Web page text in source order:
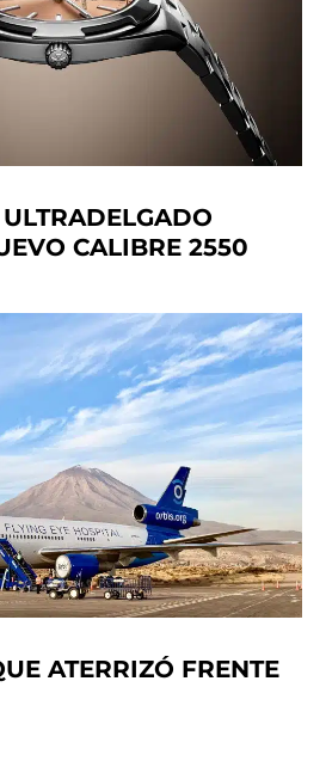
CALIBRE 2550
ATERRIZÓ FRENTE